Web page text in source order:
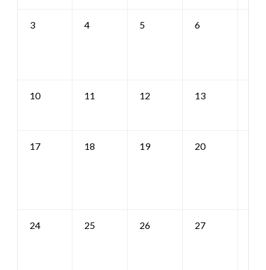
3 4 5 6
10 11 12 13
17 18 19 20
24 25 26 27